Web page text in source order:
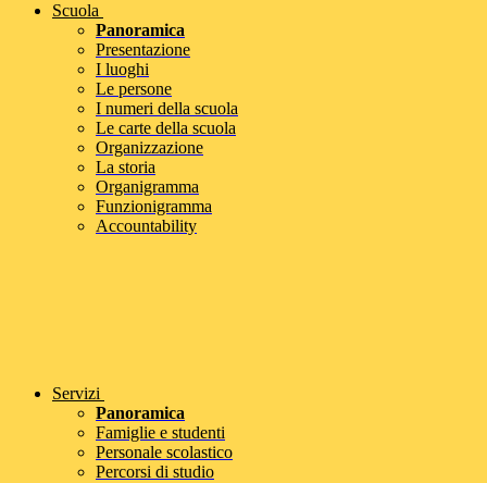
Scuola
Panoramica
Presentazione
I luoghi
Le persone
I numeri della scuola
Le carte della scuola
Organizzazione
La storia
Organigramma
Funzionigramma
Accountability
Servizi
Panoramica
Famiglie e studenti
Personale scolastico
Percorsi di studio